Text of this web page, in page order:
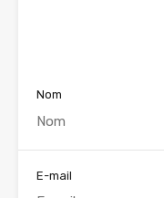
Nom
E-mail